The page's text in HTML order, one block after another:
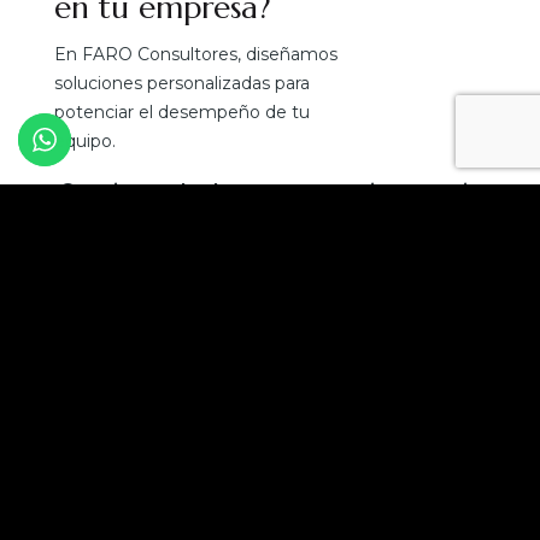
En FARO Consultores, diseñamos
soluciones personalizadas para
potenciar el desempeño de tu
equipo.
¡Convierte el talento en tu mejor ventaja